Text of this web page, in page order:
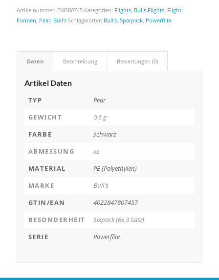
Artikelnummer: EMS80745 Kategorien: Flights, Bulls Flights, Flight
Formen, Pear, Bull's Schlagwörter: Bull's, Sparpack, Powerflite
Daten Beschreibung Bewertungen (0)
Artikel Daten
TYP
Pear
GEWICHT
0,6 g
FARBE
schwarz
ABMESSUNG
xx
MATERIAL
PE (Polyethylen)
MARKE
Bull's
GTIN/EAN
4022847807457
BESONDERHEIT
Sixpack (6x 3 Satz)
SERIE
Powerflite